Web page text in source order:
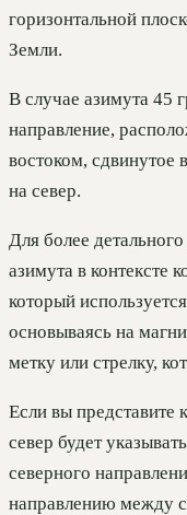
горизонтальной
Земли.
В случае азимута 45
направление,
востоком, сдвинутое
на север.
Для более
азимута в контексте
который
основываясь на
метку или стрелку,
Если вы представите
север будет
северного
направлению между